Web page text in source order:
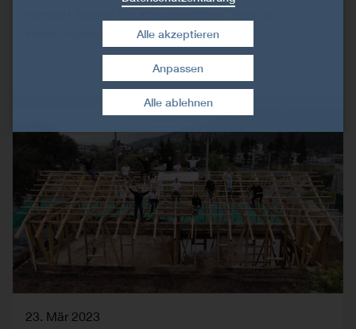
23. Mär 2023
Alle ablehnen
Alle akzeptieren
Zustimmung widerrufen
Anpassen